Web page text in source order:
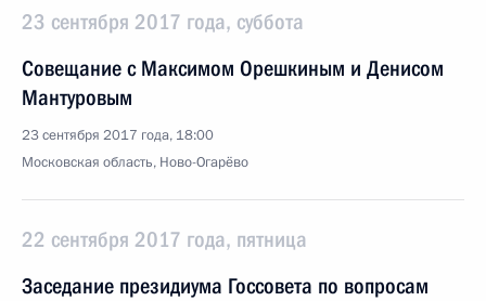
23 сентября 2017 года, суббота
Совещание с Максимом Орешкиным и Денисом
Мантуровым
23 сентября 2017 года, 18:00
Московская область, Ново-Огарёво
22 сентября 2017 года, пятница
Заседание президиума Госсовета по вопросам